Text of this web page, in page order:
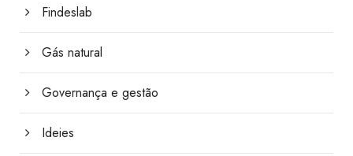
Findeslab
Gás natural
Governança e gestão
Ideies